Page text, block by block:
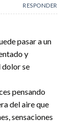
RESPONDER
pasar a un
y
dolor se
pensando
del aire que
sensaciones